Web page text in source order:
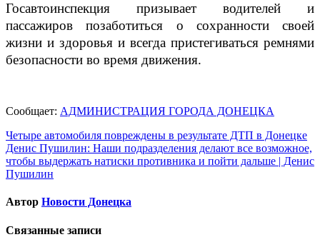
Госавтоинспекция призывает водителей и
пассажиров позаботиться о сохранности своей
жизни и здоровья и всегда пристегиваться ремнями
безопасности во время движения.
Сообщает: АДМИНИСТРАЦИЯ ГОРОДА ДОНЕЦКА
Навигация
по
записям
Четыре автомобиля повреждены в результате ДТП в Донецке
Денис Пушилин: Наши подразделения делают все возможное,
чтобы выдержать натиски противника и пойти дальше | Денис
Пушилин
Автор Новости Донецка
Связанные записи